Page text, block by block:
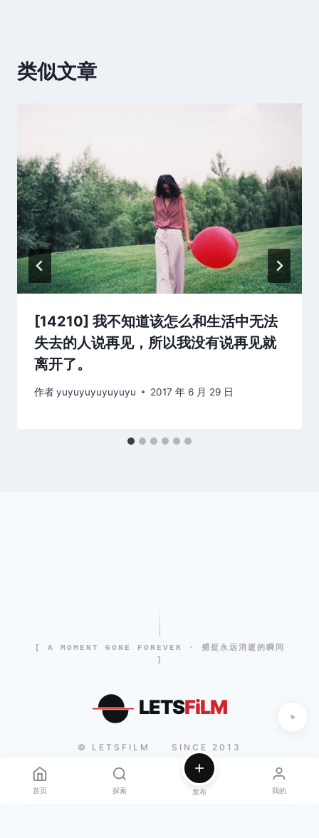
类似文章
[14210] 我不知道该怎么和生活中无法
失去的人说再见，所以我没有说再见就
离开了。
作者yuyuyuyuyuyuyu 2017 年 6 月 29 日
[ A MOMENT GONE FOREVER · 捕捉永远消逝的瞬间
]
LETSFiLM
© LETSFILM SINCE 2013
首页 探索 发布 我的